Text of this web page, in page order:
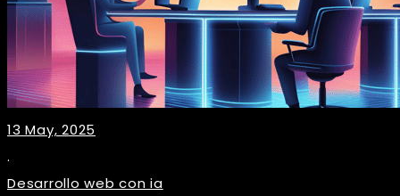
13 May, 2025
.
Desarrollo web con ia